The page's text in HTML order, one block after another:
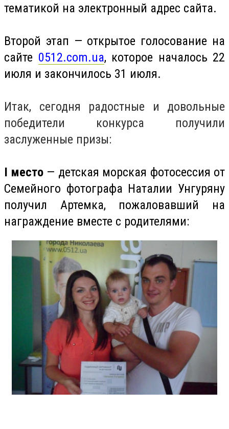
тематикой на электронный адрес сайта.
Второй этап — открытое голосование на
сайте 0512.com.ua, которое началось 22
июля и закончилось 31 июля.
Итак, сегодня радостные и довольные
победители конкурса получили
заслуженные призы:
I место— детская морская фотосессия от
Семейного фотографа Наталии Унгуряну
получил Артемка, пожаловавший на
награждение вместе с родителями: